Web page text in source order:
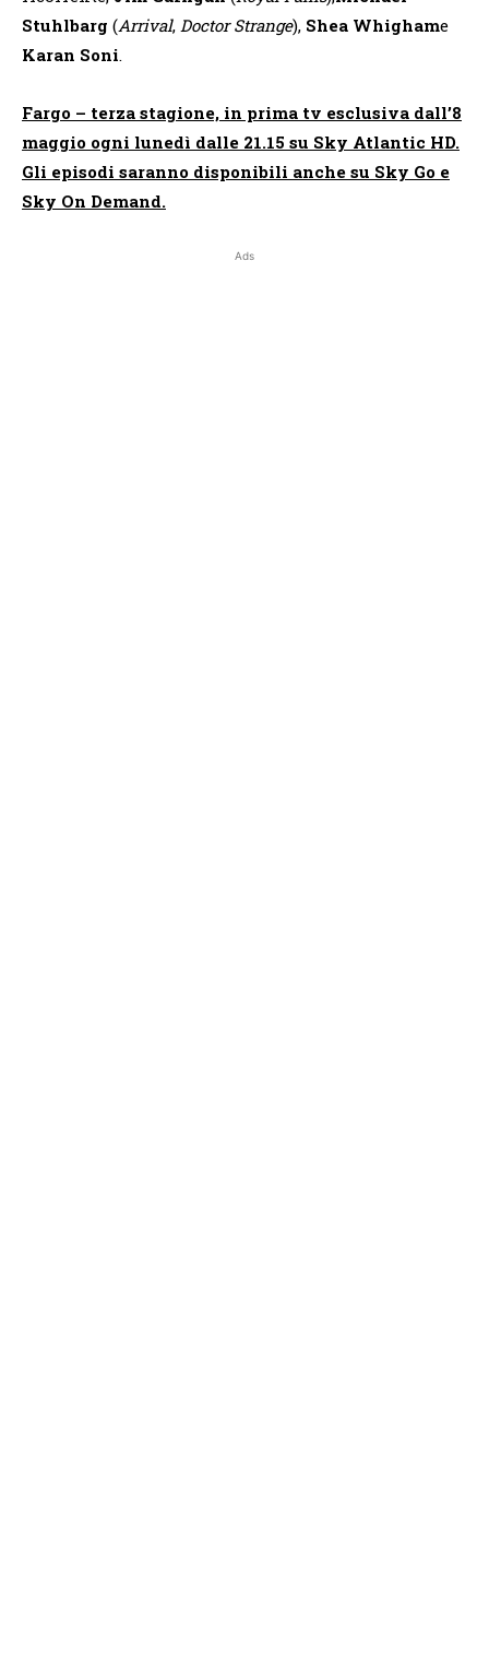
Stuhlbarg (Arrival, Doctor Strange), Shea Whighame
Karan Soni.
Fargo – terza stagione, in prima tv esclusiva dall’8
maggio ogni lunedì dalle 21.15 su Sky Atlantic HD.
Gli episodi saranno disponibili anche su Sky Go e
Sky On Demand.
Ads